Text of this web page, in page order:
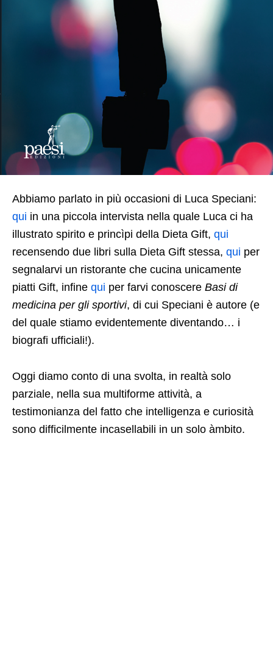
Abbiamo parlato in più occasioni di Luca Speciani:
qui in una piccola intervista nella quale Luca ci ha
illustrato spirito e princìpi della Dieta Gift, qui
recensendo due libri sulla Dieta Gift stessa, qui per
segnalarvi un ristorante che cucina unicamente
piatti Gift, infine qui per farvi conoscere Basi di
medicina per gli sportivi, di cui Speciani è autore (e
del quale stiamo evidentemente diventando… i
biografi ufficiali!).
Oggi diamo conto di una svolta, in realtà solo
parziale, nella sua multiforme attività, a
testimonianza del fatto che intelligenza e curiosità
sono difficilmente incasellabili in un solo àmbito.